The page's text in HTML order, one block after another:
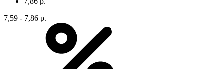
7,59 - 7,86 р.